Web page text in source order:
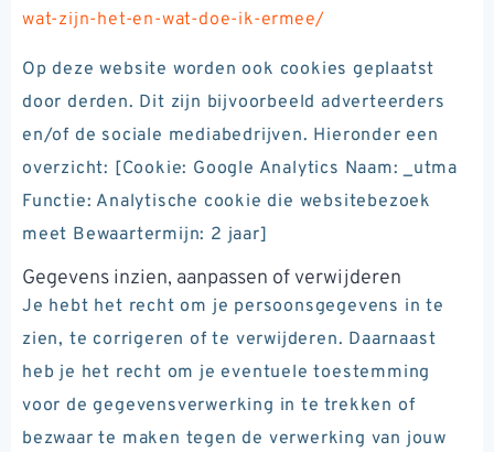
wat-zijn-het-en-wat-doe-ik-ermee/
Op deze website worden ook cookies geplaatst
door derden. Dit zijn bijvoorbeeld adverteerders
en/of de sociale mediabedrijven. Hieronder een
overzicht: [Cookie: Google Analytics Naam: _utma
Functie: Analytische cookie die websitebezoek
meet Bewaartermijn: 2 jaar]
Gegevens inzien, aanpassen of verwijderen
Je hebt het recht om je persoonsgegevens in te
zien, te corrigeren of te verwijderen. Daarnaast
heb je het recht om je eventuele toestemming
voor de gegevensverwerking in te trekken of
bezwaar te maken tegen de verwerking van jouw